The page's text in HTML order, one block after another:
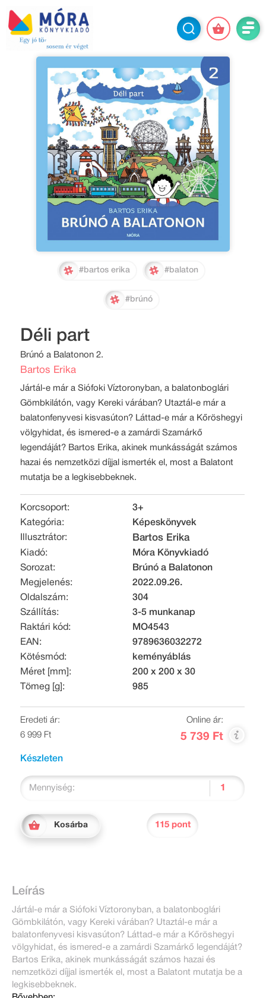
#bartos erika #balaton
#brúnó
Déli part
Brúnó a Balatonon 2.
Bartos Erika
Jártál-e már a Siófoki Víztoronyban, a balatonboglári
Gömbkilátón, vagy Kereki várában? Utaztál-e már a
balatonfenyvesi kisvasúton? Láttad-e már a Kőröshegyi
völgyhidat, és ismered-e a zamárdi Szamárkő
legendáját? Bartos Erika, akinek munkásságát számos
hazai és nemzetközi díjjal ismerték el, most a Balatont
mutatja be a legkisebbeknek.
Korcsoport:
3+
Kategória:
Képeskönyvek
Illusztrátor:
Bartos Erika
Kiadó:
Móra Könyvkiadó
Sorozat:
Brúnó a Balatonon
Megjelenés:
2022.09.26.
Oldalszám:
304
Szállítás:
3-5 munkanap
Raktári kód:
MO4543
EAN:
9789636032272
Kötésmód:
keményáblás
Méret [mm]:
200 x 200 x 30
Tömeg [g]:
985
Eredeti ár:
6 999 Ft
Online ár:
5 739 Ft
Készleten
Mennyiség:
Kosárba 115 pont
Leírás
Jártál-e már a Siófoki Víztoronyban, a balatonboglári
Gömbkilátón, vagy Kereki várában? Utaztál-e már a
balatonfenyvesi kisvasúton? Láttad-e már a Kőröshegyi
völgyhidat, és ismered-e a zamárdi Szamárkő legendáját?
Bartos Erika, akinek munkásságát számos hazai és
nemzetközi díjjal ismerték el, most a Balatont mutatja be a
legkisebbeknek.